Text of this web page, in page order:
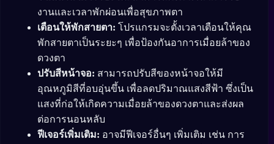
งานและเวลาพักผ่อนเพื่อสุขภาพตา
เตือนให้พักสายตา: โปรแกรมจะตั้งเวลาเตือนให้คุณ
พักสายตาเป็นระยะๆ เพื่อป้องกันอาการเมื่อยล้าของ
ดวงตา
ปรับสีหน้าจอ: สามารถปรับสีของหน้าจอให้มี
อุณหภูมิสีที่อบอุ่นขึ้น เพื่อลดปริมาณแสงสีฟ้า ซึ่งเป็น
แสงที่ก่อให้เกิดความเมื่อยล้าของดวงตาและส่งผล
ต่อการนอนหลับ
ฟีเจอร์เพิ่มเติม: อาจมีฟีเจอร์อื่นๆ เพิ่มเติม เช่น การ